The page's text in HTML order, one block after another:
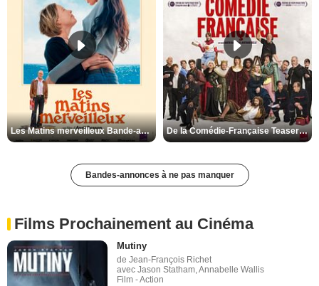
Les Matins merveilleux Bande-annonce VF De la Comédie-Française Teaser VF
Bandes-annonces à ne pas manquer
Films Prochainement au Cinéma
Mutiny
de Jean-François Richet
avec Jason Statham, Annabelle Wallis
Film - Action